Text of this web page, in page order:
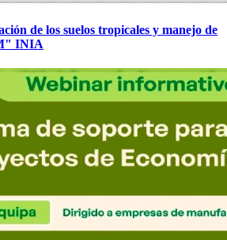
de los suelos tropicales y manejo de
INIA